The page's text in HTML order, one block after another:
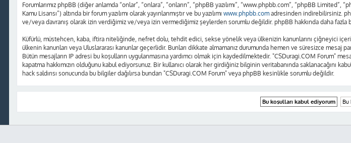
Forumlarımız phpBB (diğer anlamda “onlar”, “onlara”, “onların”, “phpBB yazılımı”, “www.phpbb.com”, “phpBB Limited”,
Kamu Lisansı”) altında bir forum yazılımı olarak yayınlanmıştır ve bu yazılımı www.phpbb.comadresinden indirebilirsiniz.
ve/veya davranış olarak izin verdiğimiz ve/veya izin vermediğimiz şeylerden sorumlu değildir. phpBB hakkında daha fazla
Küfürlü, müstehcen, kaba, iftira niteliğinde, nefret dolu, tehdit edici, sekse yönelik veya ülkenizin kanunlarını çiğneyici
ülkenin kanunları veya Uluslararası kanunlar geçerlidir. Bunları dikkate almamanız durumunda hemen ve süresizce mesaj
Bütün mesajların IP adresi bu koşulların uygulanmasına yardımcı olmak için kaydedilmektedir. "CSDuragi.COM Forum"
kapatma hakkımızın olduğunu kabul ediyorsunuz. Bir kullanıcı olarak her girdiğiniz bilginin veritabanında saklanacağını
hack saldırısı sonucunda bu bilgiler dağılırsa bundan "CSDuragi.COM Forum" veya phpBB kesinlikle sorumlu değildir.